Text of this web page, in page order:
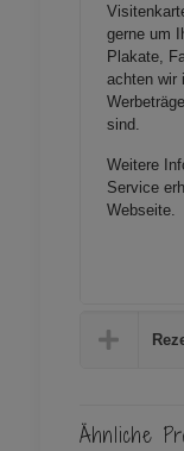
gerne um
Plakate,
achten wir
sind.
Weitere
Service
Webseite
Ähnliche